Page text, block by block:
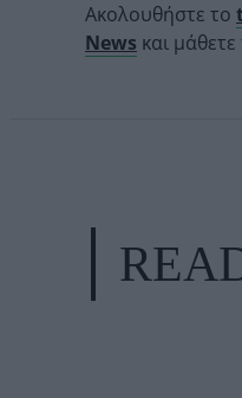
Ακολουθήστε το
News και